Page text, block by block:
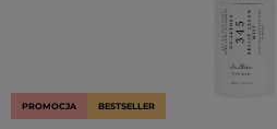
PROMOCJA BESTSELLER